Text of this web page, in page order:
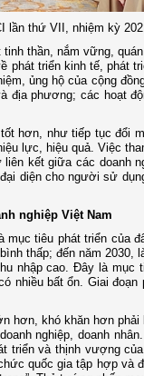
lần thứ VII, nhiệm kỳ
thần, nắm vững,
triển kinh tế, phát
ủng hộ của cộng
địa phương; các hoạt
hơn, như tiếp tục đổi
lực, hiệu quả. Việc
kết giữa các doanh
diện cho người sử
nghiệp Việt Nam
tiêu phát triển của
thấp; đến năm 2030,
nhập cao. Đây là
nhiều bất ổn. Giai
hơn, khó khăn hơn
nghiệp, doanh
triển và thịnh vượng
quốc gia tập hợp và